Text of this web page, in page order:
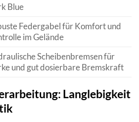
Blue
Federgabel für Komfort und
im Gelände
Scheibenbremsen für
und gut dosierbare Bremskraft
Langlebigkeit